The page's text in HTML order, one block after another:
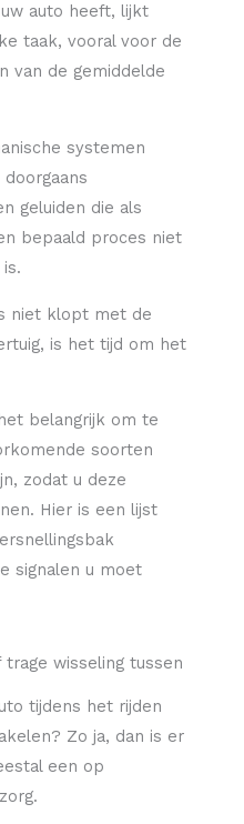
auto heeft, lijkt
taak, vooral voor de
van de gemiddelde
systemen
geluiden die als
bepaald proces niet
niet klopt met de
is het tijd om het
belangrijk om te
soorten
zodat u deze
Hier is een lijst
signalen u moet
wisseling tussen
tijdens het rijden
Zo ja, dan is er
een op